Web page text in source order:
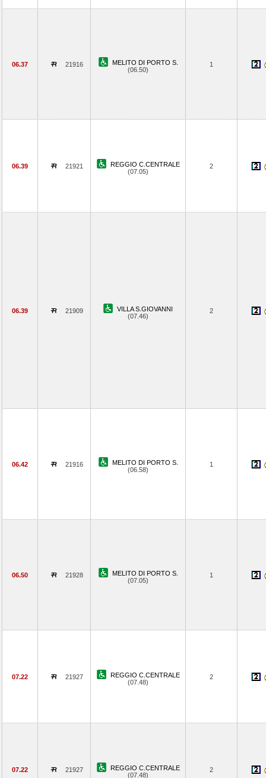
06.37 21916
MELITO DI PORTO S.
(06.50)
1
06.39 21921
REGGIO C.CENTRALE
(07.05)
2
06.39 21909
VILLA S.GIOVANNI
(07.46)
2
06.42 21916
MELITO DI PORTO S.
(06.58)
1
06.50 21928
MELITO DI PORTO S.
(07.05)
1
07.22 21927
REGGIO C.CENTRALE
(07.48)
2
07.22 21927
REGGIO C.CENTRALE
(07.48)
2